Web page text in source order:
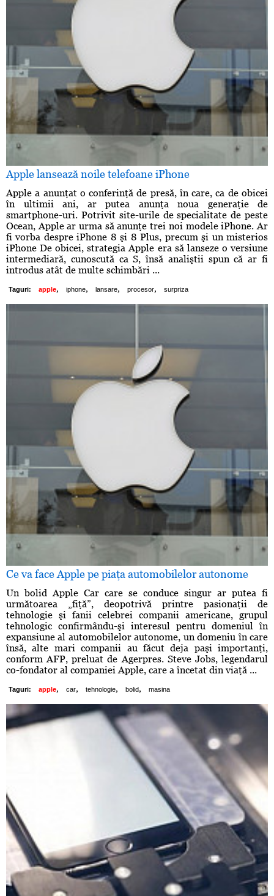
Apple lansează noile telefoane iPhone
Apple a anunţat o conferinţă de presă, în care, ca de obicei
în ultimii ani, ar putea anunţa noua generaţie de
smartphone-uri. Potrivit site-urile de specialitate de peste
Ocean, Apple ar urma să anunţe trei noi modele iPhone. Ar
fi vorba despre iPhone 8 şi 8 Plus, precum şi un misterios
iPhone De obicei, strategia Apple era să lanseze o versiune
intermediară, cunoscută ca S, însă analiştii spun că ar fi
introdus atât de multe schimbări ...
Taguri: apple, iphone, lansare, procesor, surpriza
Ce va face Apple pe piaţa automobilelor autonome
Un bolid Apple Car care se conduce singur ar putea fi
următoarea „fiţă”, deopotrivă printre pasionaţii de
tehnologie şi fanii celebrei companii americane, grupul
tehnologic confirmându-şi interesul pentru domeniul în
expansiune al automobilelor autonome, un domeniu în care
însă, alte mari companii au făcut deja paşi importanţi,
conform AFP, preluat de Agerpres. Steve Jobs, legendarul
co-fondator al companiei Apple, care a încetat din viaţă ...
Taguri: apple, car, tehnologie, bolid, masina